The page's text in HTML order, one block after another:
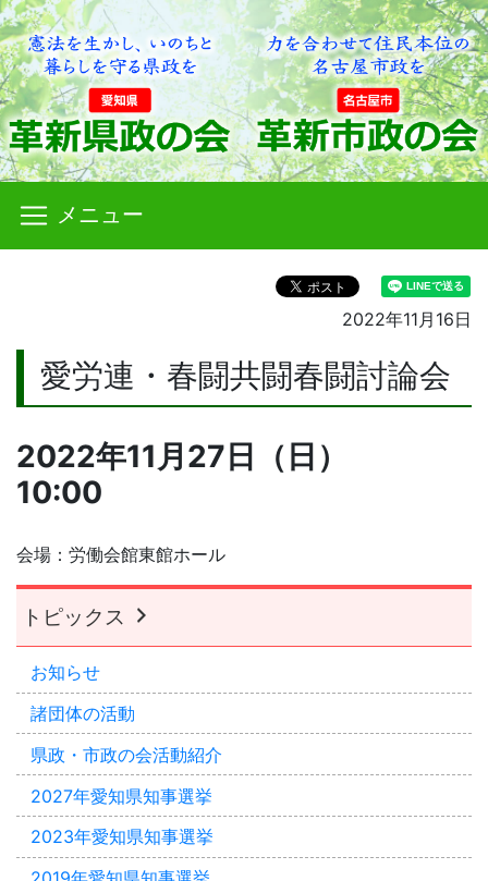
メニュー
2022年11月16日
愛労連・春闘共闘春闘討論会
2022年11月27日（日）
10:00
会場：労働会館東館ホール
トピックス
お知らせ
諸団体の活動
県政・市政の会活動紹介
2027年愛知県知事選挙
2023年愛知県知事選挙